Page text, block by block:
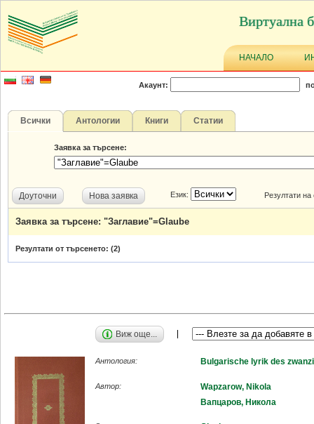
Виртуална
НАЧАЛО
Акаунт:
Всички Антологии Книги Статии
Заявка за търсене:
Доуточни Нова заявка Език: Резултати
Заявка за търсене: "Заглавие"=Glaube
Резултати от търсенето: (2)
Виж още...
Антология: Bulgarische lyrik des
Автор:
Wapzarow, Nikola
Вапцаров, Никола